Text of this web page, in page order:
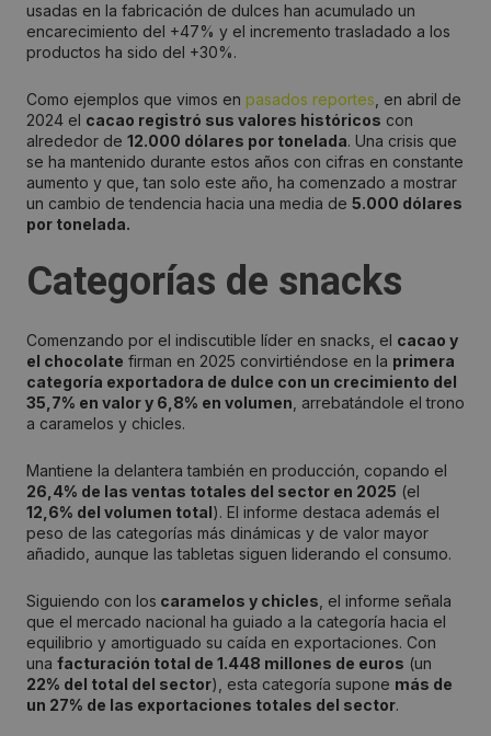
usadas en la fabricación de dulces han acumulado un
encarecimiento del +47% y el incremento trasladado a los
productos ha sido del +30%.
Como ejemplos que vimos en pasados reportes , en abril de
2024 el cacao registró sus valores históricos con
alrededor de 12.000 dólares por tonelada. Una crisis que
se ha mantenido durante estos años con cifras en constante
aumento y que, tan solo este año, ha comenzado a mostrar
un cambio de tendencia hacia una media de 5.000 dólares
por tonelada.
Categorías de snacks
Comenzando por el indiscutible líder en snacks, el cacao y
el chocolate firman en 2025 convirtiéndose en la primera
categoría exportadora de dulce con un crecimiento del
35,7% en valor y 6,8% en volumen , arrebatándole el trono
a caramelos y chicles.
Mantiene la delantera también en producción, copando el
26,4% de las ventas totales del sector en 2025 (el
12,6% del volumen total). El informe destaca además el
peso de las categorías más dinámicas y de valor mayor
añadido, aunque las tabletas siguen liderando el consumo.
Siguiendo con los caramelos y chicles , el informe señala
que el mercado nacional ha guiado a la categoría hacia el
equilibrio y amortiguado su caída en exportaciones. Con
una facturación total de 1.448 millones de euros (un
22% del total del sector), esta categoría supone más de
un 27% de las exportaciones totales del sector.